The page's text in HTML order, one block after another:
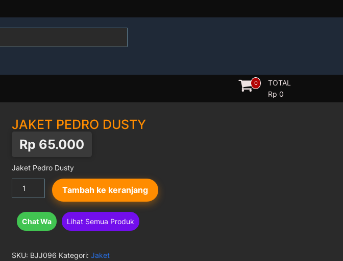
0
TOTAL
Rp 0
JAKET PEDRO DUSTY
Rp 65.000
Jaket Pedro Dusty
Kuantitas
Dusty
Tambah ke keranjang
Chat Wa Lihat Semua Produk
SKU: BJJ096 Kategori: Jaket